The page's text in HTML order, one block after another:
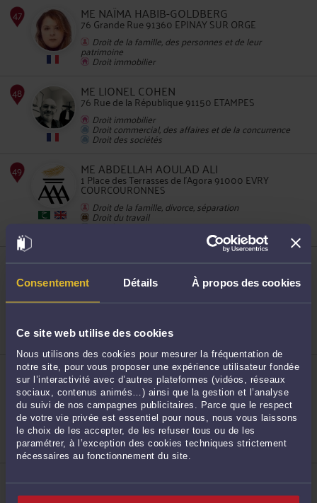
Consentement Détails À propos des cookies
Ce site web utilise des cookies
Nous utilisons des cookies pour mesurer la fréquentation de
notre site, pour vous proposer une expérience utilisateur fondée
sur l’interactivité avec d’autres plateformes (vidéos, réseaux
sociaux, contenus animés…) ainsi que la gestion et l’analyse
du suivi de nos campagnes publicitaires. Parce que le respect
de votre vie privée est essentiel pour nous, nous vous laissons
le choix de les accepter, de les refuser tous ou de les
paramétrer, à l’exception des cookies techniques strictement
nécessaires au fonctionnement du site.
ME NAÏMA HABIB-GOLDBERG
76 Grande Rue 91360 EPINAY SUR ORGE
Droit de la famille, des personnes et de leur
patrimoine
Droit immobilier
48
ME LIONEL COHEN
76 Rue de la République 91150 ETAMPES
Droit immobilier
Droit commercial, des affaires et de la concurrence
Droit des sociétés
49
ME ABDELLAH AOULAD ALI
1 Place des Terrasses de l'Agora 91000 EVRY
COURCOURONNES
Droit de la famille, divorce, séparation
Droit du travail
Procédure d'appel
ME LOVY MOISSAGA
5 Boulevard de l'Europe 91000 EVRY
COURCOURONNES
patrimoine
Droit du travail
ME SOPHIE DELMAS
13 Rue des Mazières 91000 EVRY
COURCOURONNES
Accepte les consultations vidéo
Droit pénal général
Droit de la famille, des personnes et de leur
patrimoine
Droit pénal
ME NICOLAS THOMAS-COLLOMBIER
45 Boulevard Bara 91120 PALAISEAU